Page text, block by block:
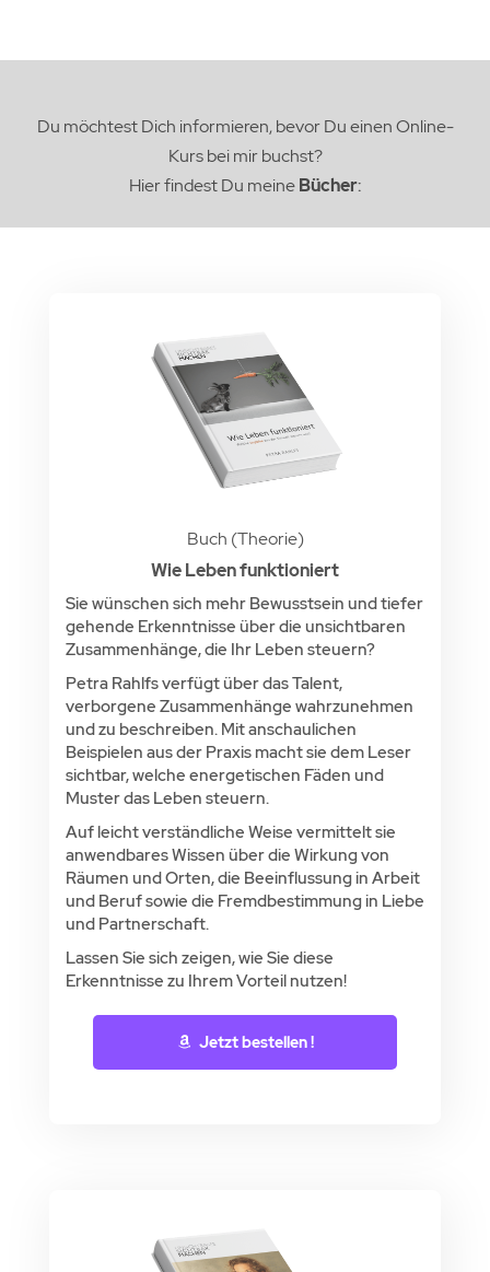
Du möchtest Dich informieren, bevor Du einen Online-
Kurs bei mir buchst?
Hier findest Du meineBücher:
Buch (Theorie)
Wie Leben funktioniert
Sie wünschen sich mehr Bewusstsein und tiefer
gehende Erkenntnisse über die unsichtbaren
Zusammenhänge, die Ihr Leben steuern?
Petra Rahlfs verfügt über das Talent,
verborgene Zusammenhänge wahrzunehmen
und zu beschreiben. Mit anschaulichen
Beispielen aus der Praxis macht sie dem Leser
sichtbar, welche energetischen Fäden und
Muster das Leben steuern.
Auf leicht verständliche Weise vermittelt sie
anwendbares Wissen über die Wirkung von
Räumen und Orten, die Beeinflussung in Arbeit
und Beruf sowie die Fremdbestimmung in Liebe
und Partnerschaft.
Lassen Sie sich zeigen, wie Sie diese
Erkenntnisse zu Ihrem Vorteil nutzen!
Jetzt bestellen !